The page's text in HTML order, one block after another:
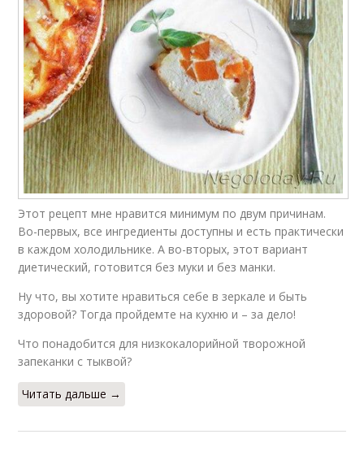
Этот рецепт мне нравится минимум по двум причинам.
Во-первых, все ингредиенты доступны и есть практически
в каждом холодильнике. А во-вторых, этот вариант
диетический, готовится без муки и без манки.
Ну что, вы хотите нравиться себе в зеркале и быть
здоровой? Тогда пройдемте на кухню и – за дело!
Что понадобится для низкокалорийной творожной
запеканки с тыквой?
Читать дальше →